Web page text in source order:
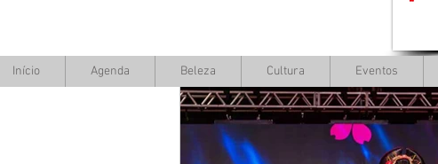
Início Agenda Beleza Cultura Eventos